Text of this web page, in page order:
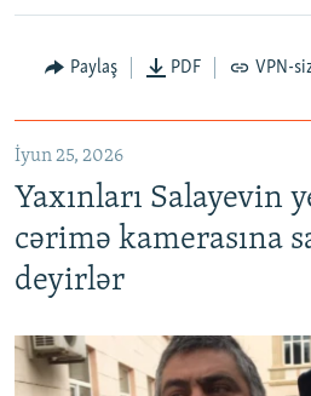
Paylaş PDF VPN-
İyun 25, 2026
Yaxınları Salayevin
cərimə kamerasına
deyirlər